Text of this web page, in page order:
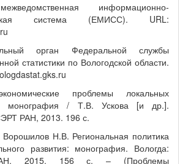
информационно-
система (ЕМИСС). URL:
орган Федеральной службы
статистики по Вологодской области.
проблемы локальных
монография / Т.В. Ускова [и др.].
РАН, 2013. 196 с.
Н.В. Региональная политика
развития: монография. Вологда:
2015. 156 с. – (Проблемы